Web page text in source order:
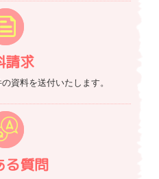
請求
資料を送付いたします。
る質問